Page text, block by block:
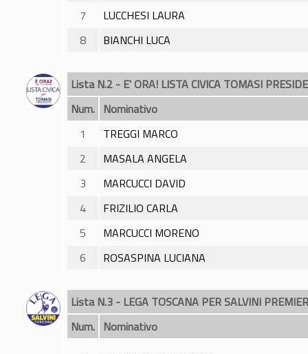
7
LUCCHESI LAURA
8
BIANCHI LUCA
Lista N.2 - E' ORA! LISTA CIVICA TOMASI
Num. Nominativo
1
TREGGI MARCO
2
MASALA ANGELA
3
MARCUCCI DAVID
4
FRIZILIO CARLA
5
MARCUCCI MORENO
6
ROSASPINA LUCIANA
Lista N.3 - LEGA TOSCANA PER SALVINI PREMIER
Num. Nominativo